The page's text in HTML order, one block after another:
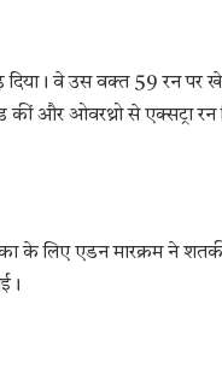
वे उस वक्त 59 रन पर
और ओवरथ्रो से एक्सट्रा रन
के लिए एडन मारक्रम ने